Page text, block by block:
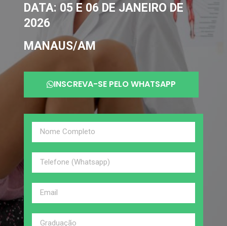
DATA: 05 E 06 DE JANEIRO DE
2026
MANAUS/AM
INSCREVA-SE PELO WHATSAPP